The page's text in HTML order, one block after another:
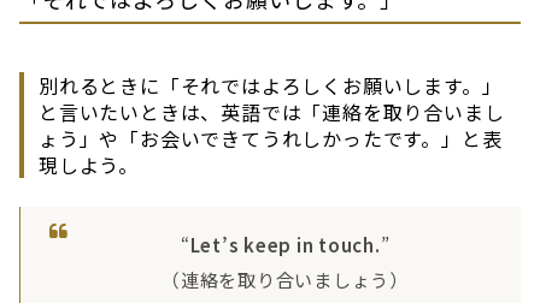
別れるときに「それではよろしくお願いします。」
と言いたいときは、英語では「連絡を取り合いまし
ょう」や「お会いできてうれしかったです。」と表
現しよう。
“Let’s keep in touch.”
（連絡を取り合いましょう）